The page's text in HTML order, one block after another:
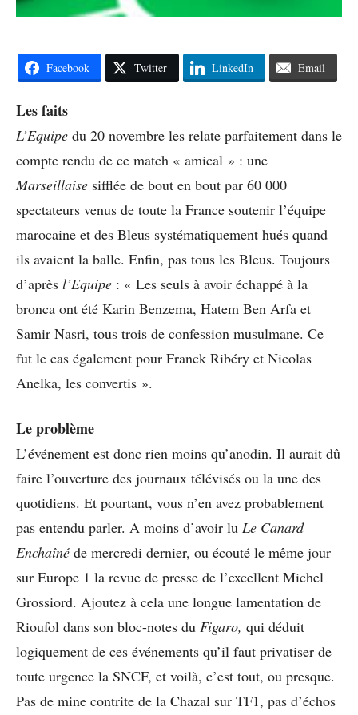
Facebook Twitter LinkedIn Email
Les faits
L’Equipe du 20 novembre les relate parfaitement dans le
compte rendu de ce match « amical » : une
Marseillaise sifflée de bout en bout par 60 000
spectateurs venus de toute la France soutenir l’équipe
marocaine et des Bleus systématiquement hués quand
ils avaient la balle. Enfin, pas tous les Bleus. Toujours
d’après l’Equipe : « Les seuls à avoir échappé à la
bronca ont été Karin Benzema, Hatem Ben Arfa et
Samir Nasri, tous trois de confession musulmane. Ce
fut le cas également pour Franck Ribéry et Nicolas
Anelka, les convertis ».
Le problème
L’événement est donc rien moins qu’anodin. Il aurait dû
faire l’ouverture des journaux télévisés ou la une des
quotidiens. Et pourtant, vous n’en avez probablement
pas entendu parler. A moins d’avoir lu Le Canard
Enchaîné de mercredi dernier, ou écouté le même jour
sur Europe 1 la revue de presse de l’excellent Michel
Grossiord. Ajoutez à cela une longue lamentation de
Rioufol dans son bloc-notes du Figaro, qui déduit
logiquement de ces événements qu’il faut privatiser de
toute urgence la SNCF, et voilà, c’est tout, ou presque.
Pas de mine contrite de la Chazal sur TF1, pas d’échos